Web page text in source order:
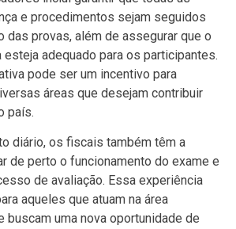
e procedimentos sejam seguidos
das provas, além de assegurar que o
adequado para os participantes.
pode ser um incentivo para
áreas que desejam contribuir
país.
diário, os fiscais também têm a
de perto o funcionamento do exame e
de avaliação. Essa experiência
aqueles que atuam na área
buscam uma nova oportunidade de